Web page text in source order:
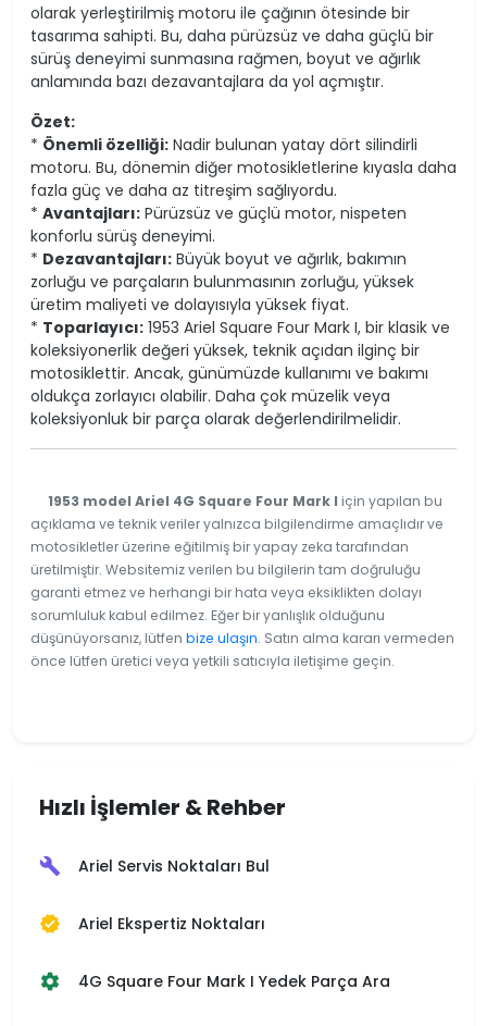
olarak yerleştirilmiş motoru ile çağının ötesinde bir
tasarıma sahipti. Bu, daha pürüzsüz ve daha güçlü bir
sürüş deneyimi sunmasına rağmen, boyut ve ağırlık
anlamında bazı dezavantajlara da yol açmıştır.
Özet:
* Önemli özelliği: Nadir bulunan yatay dört silindirli
motoru. Bu, dönemin diğer motosikletlerine kıyasla daha
fazla güç ve daha az titreşim sağlıyordu.
* Avantajları: Pürüzsüz ve güçlü motor, nispeten
konforlu sürüş deneyimi.
* Dezavantajları: Büyük boyut ve ağırlık, bakımın
zorluğu ve parçaların bulunmasının zorluğu, yüksek
üretim maliyeti ve dolayısıyla yüksek fiyat.
* Toparlayıcı: 1953 Ariel Square Four Mark I, bir klasik ve
koleksiyonerlik değeri yüksek, teknik açıdan ilginç bir
motosiklettir. Ancak, günümüzde kullanımı ve bakımı
oldukça zorlayıcı olabilir. Daha çok müzelik veya
koleksiyonluk bir parça olarak değerlendirilmelidir.
1953 model Ariel 4G Square Four Mark I için yapılan bu
açıklama ve teknik veriler yalnızca bilgilendirme amaçlıdır ve
motosikletler üzerine eğitilmiş bir yapay zeka tarafından
üretilmiştir. Websitemiz verilen bu bilgilerin tam doğruluğu
garanti etmez ve herhangi bir hata veya eksiklikten dolayı
sorumluluk kabul edilmez. Eğer bir yanlışlık olduğunu
düşünüyorsanız, lütfen bize ulaşın. Satın alma kararı vermeden
önce lütfen üretici veya yetkili satıcıyla iletişime geçin.
Hızlı İşlemler & Rehber
build Ariel Servis Noktaları Bul
verified Ariel Ekspertiz Noktaları
settings 4G Square Four Mark I Yedek Parça Ara